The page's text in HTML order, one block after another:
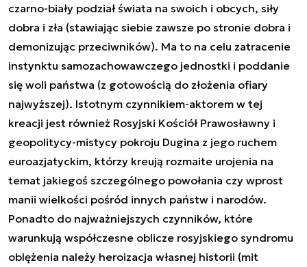
czarno-biały podział świata na swoich i obcych, siły
dobra i zła (stawiając siebie zawsze po stronie dobra i
demonizując przeciwników). Ma to na celu zatracenie
instynktu samozachowawczego jednostki i poddanie
się woli państwa (z gotowością do złożenia ofiary
najwyższej). Istotnym czynnikiem-aktorem w tej
kreacji jest również Rosyjski Kościół Prawosławny i
geopolitycy-mistycy pokroju Dugina z jego ruchem
euroazjatyckim, którzy kreują rozmaite urojenia na
temat jakiegoś szczególnego powołania czy wprost
manii wielkości pośród innych państw i narodów.
Ponadto do najważniejszych czynników, które
warunkują współczesne oblicze rosyjskiego syndromu
oblężenia należy heroizacja własnej historii (mit